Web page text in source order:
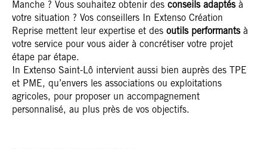
Manche ? Vous souhaitez obtenir des conseils adaptésà
votre situation ? Vos conseillers In Extenso Création
Reprise mettent leur expertise et des outils performantsà
votre service pour vous aider à concrétiser votre projet
étape par étape.
In Extenso Saint-Lô intervient aussi bien auprès des TPE
et PME, qu’envers les associations ou exploitations
agricoles, pour proposer un accompagnement
personnalisé, au plus près de vos objectifs.